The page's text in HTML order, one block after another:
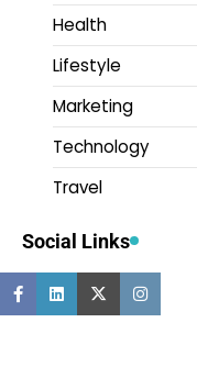
Health
Lifestyle
Marketing
Technology
Travel
Social Links